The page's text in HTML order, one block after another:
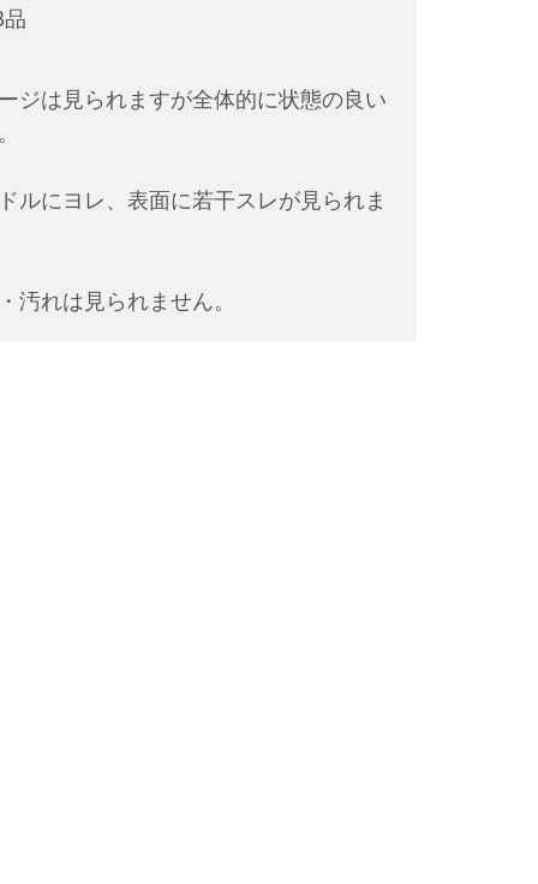
ジは見られますが全体的に状態の良い
ルにヨレ、表面に若干スレが見られま
汚れは見られません。